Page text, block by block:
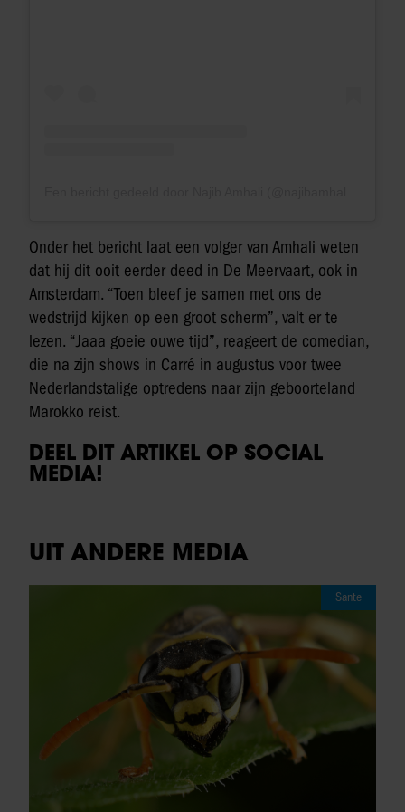
Onder het bericht laat een volger van Amhali weten
dat hij dit ooit eerder deed in De Meervaart, ook in
Amsterdam. “Toen bleef je samen met ons de
wedstrijd kijken op een groot scherm”, valt er te
lezen. “Jaaa goeie ouwe tijd”, reageert de comedian,
die na zijn shows in Carré in augustus voor twee
Nederlandstalige optredens naar zijn geboorteland
Marokko reist.
DEEL DIT ARTIKEL OP SOCIAL
MEDIA!
UIT ANDERE MEDIA
Sante